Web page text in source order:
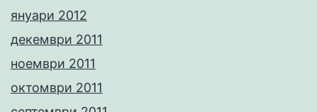
януари 2012
декември 2011
ноември 2011
октомври 2011